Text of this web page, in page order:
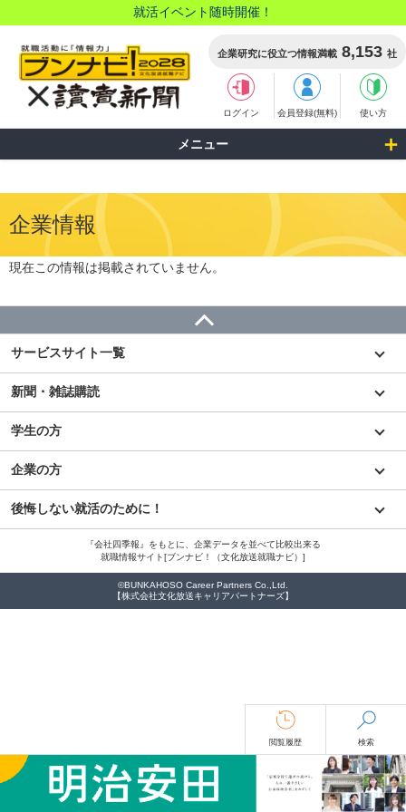
就活イベント随時開催！
企業研究に役立つ情報満載 8,153 社
ログイン 会員登録(無料) 使い方
メニュー
企業情報
現在この情報は掲載されていません。
サービスサイト一覧
新聞・雑誌購読
学生の方
企業の方
後悔しない就活のために！
『会社四季報』をもとに、企業データを並べて比較出来る
就職情報サイト[ブンナビ！（文化放送就職ナビ）]
検索
閲覧履歴
©BUNKAHOSO Career Partners Co.,Ltd.
【株式会社文化放送キャリアパートナーズ】